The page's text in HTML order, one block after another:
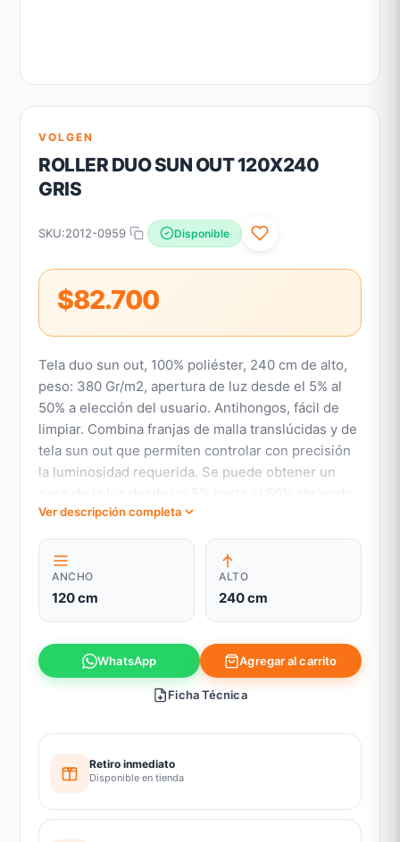
VOLGEN
ROLLER DUO SUN OUT 120X240
GRIS
SKU:2012-0959 Disponible
$82.700
Tela duo sun out, 100% poliéster, 240 cm de alto,
peso: 380 Gr/m2, apertura de luz desde el 5% al
50% a elección del usuario. Antihongos, fácil de
limpiar. Combina franjas de malla translúcidas y de
tela sun out que permiten controlar con precisión
la luminosidad requerida. Se puede obtener un
las franjas de tela. Al cerrar completamente las
franjas de tela y llevar al mínimo la luminosidad, se
bloquea la visión al 100%.
Ver descripción completa
ANCHO
120 cm
ALTO
240 cm
WhatsApp Agregar al carrito
Ficha Técnica
Retiro inmediato
Disponible en tienda